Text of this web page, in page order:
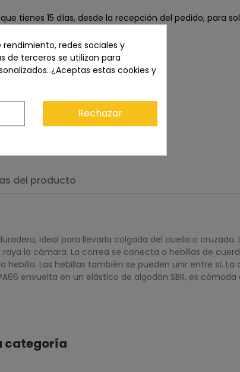
tienes 15 días, desde la recepción del pedido, para
del producto
ideal para llevarla colgada del cuello o cruzada.
la cámara. La correa se conecta a hebillas de
Las hebillas también se pueden unir entre sí. La
envuelta en un elástico de algodón SBR, es cómoda
categoría
redes sociales y
de terceros se utilizan para
¿Aceptas estas cookies y
Rechazar